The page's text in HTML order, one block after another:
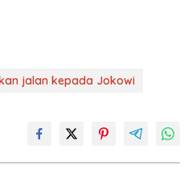
jalan kepada Jokowi